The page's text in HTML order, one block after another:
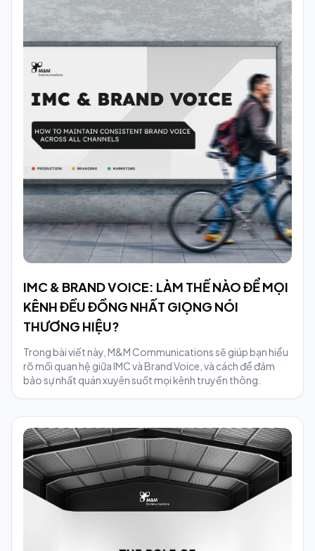
IMC & BRAND VOICE: LÀM THẾ NÀO ĐỂ MỌI
KÊNH ĐỀU ĐỒNG NHẤT GIỌNG NÓI
THƯƠNG HIỆU?
Trong bài viết này, M&M Communications sẽ giúp bạn hiểu
rõ mối quan hệ giữa IMC và Brand Voice, và cách để đảm
bảo sự nhất quán xuyên suốt mọi kênh truyền thông.